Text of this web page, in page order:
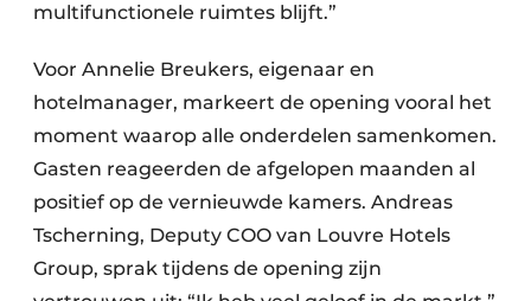
multifunctionele ruimtes blijft.”
Voor Annelie Breukers, eigenaar en
hotelmanager, markeert de opening vooral het
moment waarop alle onderdelen samenkomen.
Gasten reageerden de afgelopen maanden al
positief op de vernieuwde kamers. Andreas
Tscherning, Deputy COO van Louvre Hotels
Group, sprak tijdens de opening zijn